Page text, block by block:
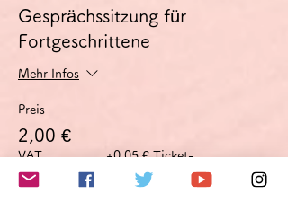
Gesprächssitzung für
Fortgeschrittene
Mehr Infos
Preis
2,00 €
VAT
inbegriffen
+0,05 € Ticket-
Servicegebühr